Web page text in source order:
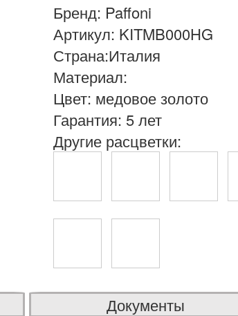
Документы
Бренд: Paffoni
Артикул: KITMB000HG
Страна:Италия
Материал:
Цвет: медовое золото
Гарантия: 5 лет
Другие расцветки: